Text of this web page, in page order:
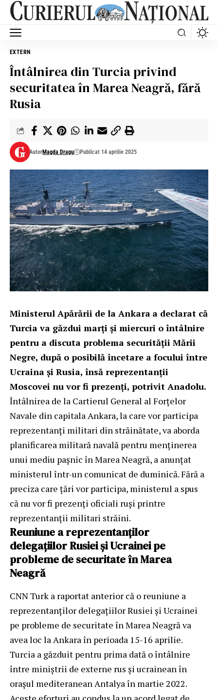
EXTERN
Întâlnirea din Turcia privind
securitatea în Marea Neagră, fără
Rusia
AutorMagda Dragu Publicat 14 aprilie 2025
Ministerul Apărării de la Ankara a declarat că
Turcia va găzdui marți și miercuri o întâlnire
pentru a discuta problema securității Mării
Negre, după o posibilă încetare a focului între
Ucraina și Rusia, însă reprezentanții
Moscovei nu vor fi prezenți, potrivit Anadolu.
Întâlnirea de la Cartierul General al Forțelor
Navale din capitala Ankara, la care vor participa
reprezentanți militari din străinătate, va aborda
planificarea militară navală pentru menținerea
unui mediu pașnic în Marea Neagră, a anunțat
ministerul într-un comunicat de duminică. Fără a
preciza care țări vor participa, ministerul a spus
că nu vor fi prezenți oficiali ruși printre
reprezentanții militari străini.
Reuniune a reprezentanților
delegațiilor Rusiei și Ucrainei pe
probleme de securitate în Marea
Neagră
CNN Turk a raportat anterior că o reuniune a
reprezentanților delegațiilor Rusiei și Ucrainei
pe probleme de securitate în Marea Neagră va
avea loc la Ankara în perioada 15-16 aprilie.
Turcia a găzduit pentru prima dată o întâlnire
între miniștrii de externe rus și ucrainean în
orașul mediteranean Antalya în martie 2022.